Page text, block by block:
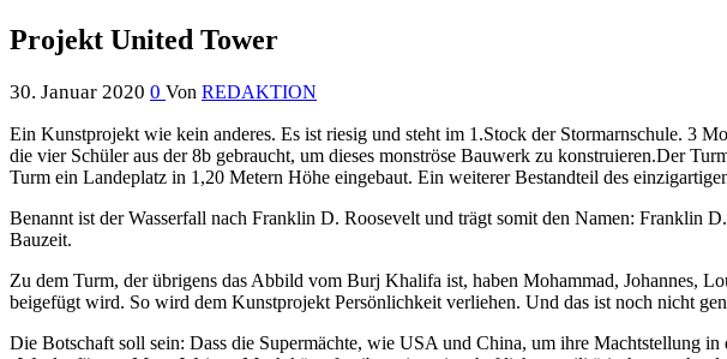
Projekt United Tower
30. Januar 2020 0 Von REDAKTION
Ein Kunstprojekt wie kein anderes. Es ist riesig und steht im 1.Stock der Stormarnschule. 3
die vier Schüler aus der 8b gebraucht, um dieses monströse Bauwerk zu konstruieren.Der
Turm ein Landeplatz in 1,20 Metern Höhe eingebaut. Ein weiterer Bestandteil des
Benannt ist der Wasserfall nach Franklin D. Roosevelt und trägt somit den Namen: Franklin
Bauzeit.
Zu dem Turm, der übrigens das Abbild vom Burj Khalifa ist, haben Mohammad, Johannes,
beigefügt wird. So wird dem Kunstprojekt Persönlichkeit verliehen. Und das ist noch nicht
Die Botschaft soll sein: Dass die Supermächte, wie USA und China, um ihre Machtstellung